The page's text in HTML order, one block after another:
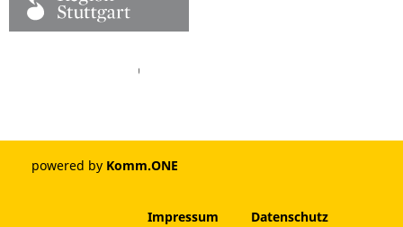
Youtube
powered by Komm.ONE
Impressum
Datenschutz